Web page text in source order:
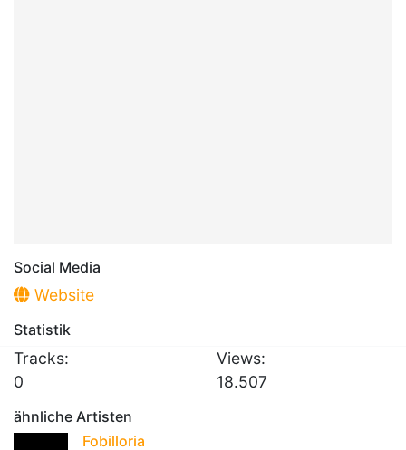
Social Media
Website
Statistik
Tracks:
0
Views:
18.507
ähnliche Artisten
Fobilloria